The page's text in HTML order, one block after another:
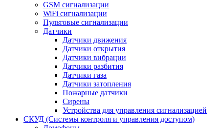
GSM сигнализации
WiFi сигнализации
Пультовые сигнализации
Датчики
Датчики движения
Датчики открытия
Датчики вибрации
Датчики разбития
Датчики газа
Датчики затопления
Пожарные датчики
Сирены
Устройства для управления сигнализацией
СКУД (Системы контроля и управления доступом)